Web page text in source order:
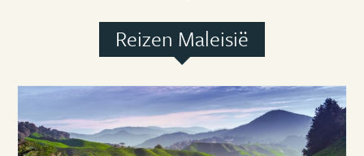
Reizen Maleisië